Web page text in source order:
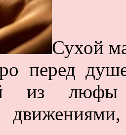
Сухой
перед
из